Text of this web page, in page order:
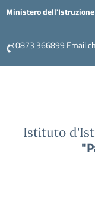
Ministero
0873 366899
Istituto